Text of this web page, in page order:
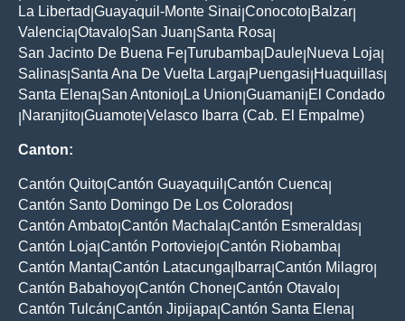
La Libertad Guayaquil-Monte Sinai Conocoto Balzar
Valencia Otavalo San Juan Santa Rosa
San Jacinto De Buena Fe Turubamba Daule Nueva Loja
Salinas Santa Ana De Vuelta Larga Puengasi Huaquillas
Santa Elena San Antonio La Union Guamani El Condado
Naranjito Guamote Velasco Ibarra (Cab. El Empalme)
Canton:
Cantón Quito Cantón Guayaquil Cantón Cuenca
Cantón Santo Domingo De Los Colorados
Cantón Ambato Cantón Machala Cantón Esmeraldas
Cantón Loja Cantón Portoviejo Cantón Riobamba
Cantón Manta Cantón Latacunga Ibarra Cantón Milagro
Cantón Babahoyo Cantón Chone Cantón Otavalo
Cantón Tulcán Cantón Jipijapa Cantón Santa Elena